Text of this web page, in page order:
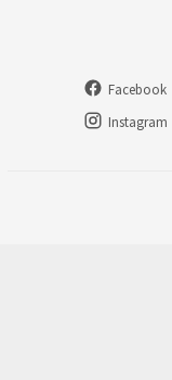
Facebook
Instagram